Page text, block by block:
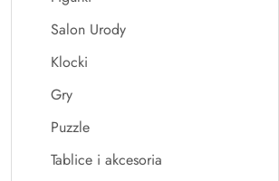
Salon Urody
Klocki
Gry
Puzzle
Tablice i akcesoria